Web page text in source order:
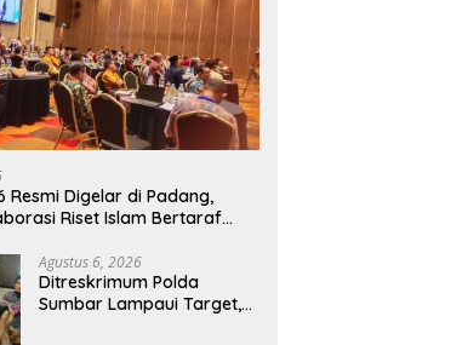
Resmi Digelar di Padang,
Riset Islam Bertaraf
Agustus 6, 2026
Ditreskrimum Polda
Sumbar Lampaui Target,